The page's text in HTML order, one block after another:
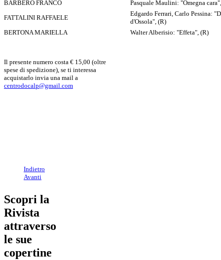
BARBERO FRANCO
Pasquale Maulini: "Omegna
FATTALINI RAFFAELE
Edgardo Ferrari, Carlo Pessina:
d'Ossola", (R)
BERTONA MARIELLA
Walter Alberisio: "Effeta", (R)
Il presente numero costa € 15,00 (oltre
spese di spedizione), se ti interessa
acquistarlo invia una mail a
centrodocalp@gmail.com
Indietro
Avanti
Scopri la
Rivista
attraverso
le sue
copertine